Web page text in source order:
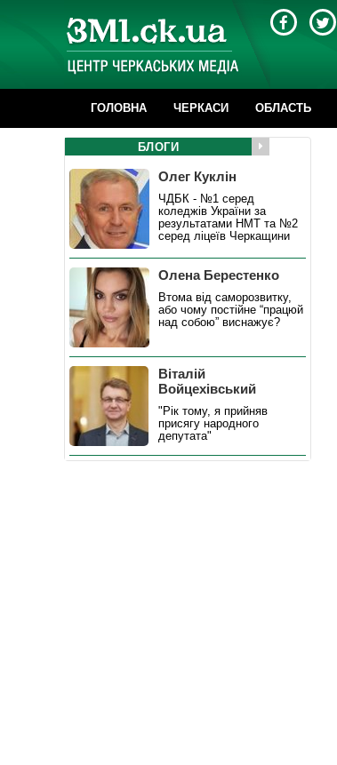
ГОЛОВНА ЧЕРКАСИ ОБЛАСТЬ
БЛОГИ
Олег Куклін
ЧДБК - №1 серед
коледжів України за
результатами НМТ та №2
серед ліцеїв Черкащини
Олена Берестенко
Втома від саморозвитку,
або чому постійне “працюй
над собою” виснажує?
Віталій
Войцехівський
"Рік тому, я прийняв
присягу народного
депутата"